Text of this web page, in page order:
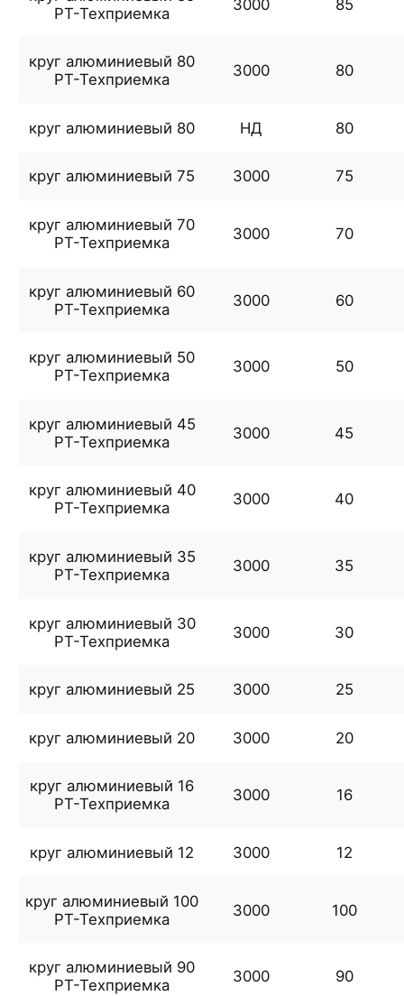
РТ-Техприемка
3000 85
круг алюминиевый 80
РТ-Техприемка
3000 80
круг алюминиевый 80 НД 80
круг алюминиевый 75 3000 75
круг алюминиевый 70
РТ-Техприемка
3000 70
круг алюминиевый 60
РТ-Техприемка
3000 60
круг алюминиевый 50
РТ-Техприемка
3000 50
круг алюминиевый 45
РТ-Техприемка
3000 45
круг алюминиевый 40
РТ-Техприемка
3000 40
круг алюминиевый 35
РТ-Техприемка
3000 35
круг алюминиевый 30
РТ-Техприемка
3000 30
круг алюминиевый 25 3000 25
круг алюминиевый 20 3000 20
круг алюминиевый 16
РТ-Техприемка
3000 16
круг алюминиевый 12 3000 12
круг алюминиевый 100
РТ-Техприемка
3000 100
круг алюминиевый 90
РТ-Техприемка
3000 90